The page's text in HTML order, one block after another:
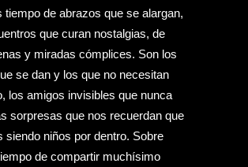
tiempo de abrazos que se alargan,
que curan nostalgias, de
y miradas cómplices. Son los
se dan y los que no necesitan
los amigos invisibles que nunca
sorpresas que nos recuerdan que
siendo niños por dentro. Sobre
de compartir muchísimo